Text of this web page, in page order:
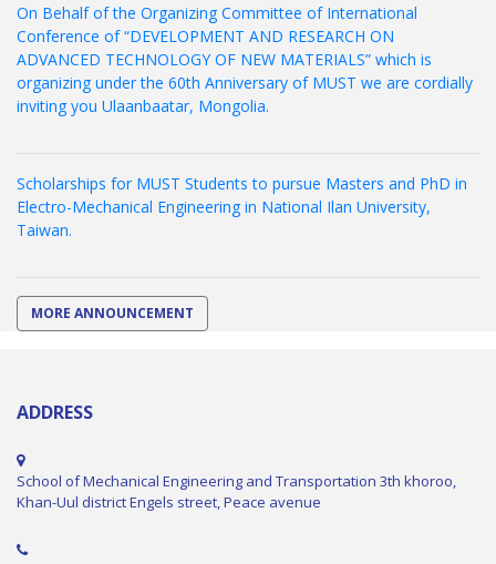
On Behalf of the Organizing Committee of International
Conference of “DEVELOPMENT AND RESEARCH ON
ADVANCED TECHNOLOGY OF NEW MATERIALS” which is
organizing under the 60th Anniversary of MUST we are cordially
inviting you Ulaanbaatar, Mongolia.
Scholarships for MUST Students to pursue Masters and PhD in
Electro-Mechanical Engineering in National Ilan University,
Taiwan.
MORE ANNOUNCEMENT
ADDRESS
School of Mechanical Engineering and Transportation 3th khoroo,
Khan-Uul district Engels street, Peace avenue